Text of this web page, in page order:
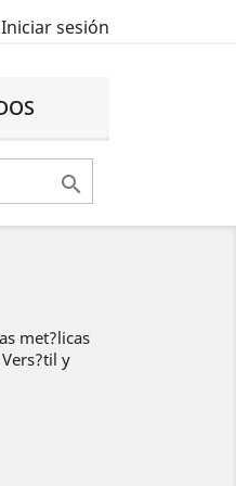
Iniciar sesión

met?licas
y